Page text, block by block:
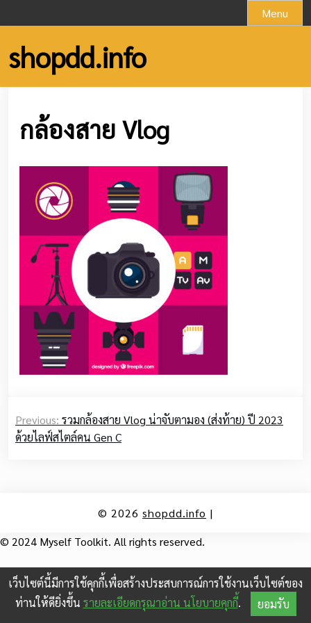
to
content
Menu
shopdd.info
กล้องสาย Vlog
navigation
Previous: รวมกล้องสาย Vlog น่าจับตามอง (ส่งท้าย) ปี 2023
ด้วยไลฟ์สไตล์คน Gen C
© 2026 shopdd.info |
© 2024 Myself Toolkit. All rights reserved.
เว็บไซต์นี้มีการใช้คุกกี้เพื่อสร้างประสบการณ์การใช้งานเว็บไซต์ของ
ท่านให้ดียิ่งขึ้น รายละเอียดกรุณาอ่าน นโยบายคุกกี้. ยอมรับ